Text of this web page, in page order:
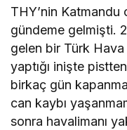
THY’nin Katmandu
gündeme gelmişti.
gelen bir Türk Hava
yaptığı inişte
birkaç gün
can kaybı
sonra havalimanı